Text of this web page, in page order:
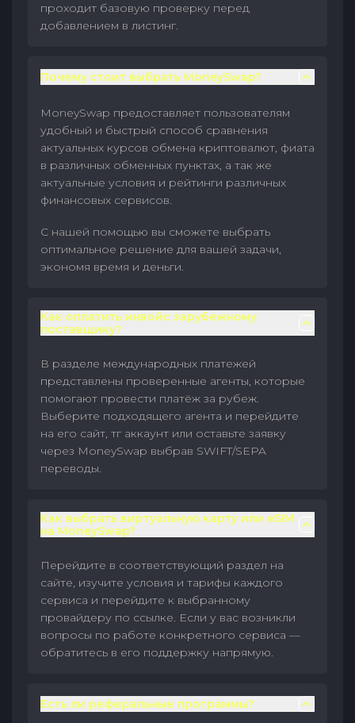
проходит базовую проверку перед
добавлением в листинг.
Почему стоит выбрать MoneySwap?
MoneySwap предоставляет пользователям
удобный и быстрый способ сравнения
актуальных курсов обмена криптовалют, фиата
в различных обменных пунктах, а так же
актуальные условия и рейтинги различных
финансовых сервисов.
С нашей помощью вы сможете выбрать
оптимальное решение для вашей задачи,
экономя время и деньги.
Как оплатить инвойс зарубежному
поставщику?
В разделе международных платежей
представлены проверенные агенты, которые
помогают провести платёж за рубеж.
Выберите подходящего агента и перейдите
на его сайт, тг аккаунт или оставьте заявку
через MoneySwap выбрав SWIFT/SEPA
переводы.
Как выбрать виртуальную карту или eSIM
на MoneySwap?
Перейдите в соответствующий раздел на
сайте, изучите условия и тарифы каждого
сервиса и перейдите к выбранному
провайдеру по ссылке. Если у вас возникли
вопросы по работе конкретного сервиса —
обратитесь в его поддержку напрямую.
Есть ли реферальные программы?